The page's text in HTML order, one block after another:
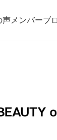
声 メンバーブ